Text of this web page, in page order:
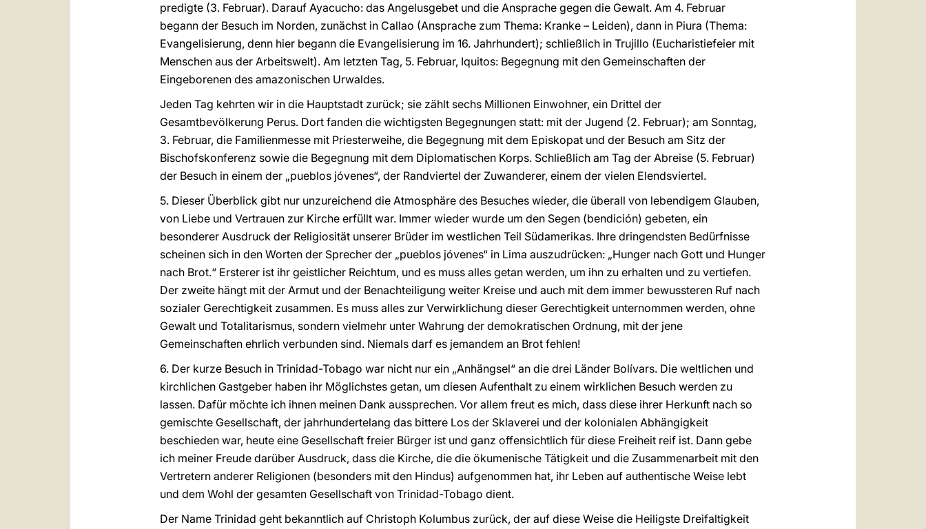
predigte (3. Februar). Darauf Ayacucho: das Angelusgebet und die Ansprache gegen die Gewalt. Am 4. Februar
begann der Besuch im Norden, zunächst in Callao (Ansprache zum Thema: Kranke – Leiden), dann in Piura (Thema:
Evangelisierung, denn hier begann die Evangelisierung im 16. Jahrhundert); schließlich in Trujillo (Eucharistiefeier mit
Menschen aus der Arbeitswelt). Am letzten Tag, 5. Februar, Iquitos: Begegnung mit den Gemeinschaften der
Eingeborenen des amazonischen Urwaldes.
Jeden Tag kehrten wir in die Hauptstadt zurück; sie zählt sechs Millionen Einwohner, ein Drittel der
Gesamtbevölkerung Perus. Dort fanden die wichtigsten Begegnungen statt: mit der Jugend (2. Februar); am Sonntag,
3. Februar, die Familienmesse mit Priesterweihe, die Begegnung mit dem Episkopat und der Besuch am Sitz der
Bischofskonferenz sowie die Begegnung mit dem Diplomatischen Korps. Schließlich am Tag der Abreise (5. Februar)
der Besuch in einem der „pueblos jóvenes“, der Randviertel der Zuwanderer, einem der vielen Elendsviertel.
5. Dieser Überblick gibt nur unzureichend die Atmosphäre des Besuches wieder, die überall von lebendigem Glauben,
von Liebe und Vertrauen zur Kirche erfüllt war. Immer wieder wurde um den Segen (bendición) gebeten, ein
besonderer Ausdruck der Religiosität unserer Brüder im westlichen Teil Südamerikas. Ihre dringendsten Bedürfnisse
scheinen sich in den Worten der Sprecher der „pueblos jóvenes“ in Lima auszudrücken: „Hunger nach Gott und Hunger
nach Brot.“ Ersterer ist ihr geistlicher Reichtum, und es muss alles getan werden, um ihn zu erhalten und zu vertiefen.
Der zweite hängt mit der Armut und der Benachteiligung weiter Kreise und auch mit dem immer bewussteren Ruf nach
sozialer Gerechtigkeit zusammen. Es muss alles zur Verwirklichung dieser Gerechtigkeit unternommen werden, ohne
Gewalt und Totalitarismus, sondern vielmehr unter Wahrung der demokratischen Ordnung, mit der jene
Gemeinschaften ehrlich verbunden sind. Niemals darf es jemandem an Brot fehlen!
6. Der kurze Besuch in Trinidad-Tobago war nicht nur ein „Anhängsel“ an die drei Länder Bolívars. Die weltlichen und
kirchlichen Gastgeber haben ihr Möglichstes getan, um diesen Aufenthalt zu einem wirklichen Besuch werden zu
lassen. Dafür möchte ich ihnen meinen Dank aussprechen. Vor allem freut es mich, dass diese ihrer Herkunft nach so
gemischte Gesellschaft, der jahrhundertelang das bittere Los der Sklaverei und der kolonialen Abhängigkeit
beschieden war, heute eine Gesellschaft freier Bürger ist und ganz offensichtlich für diese Freiheit reif ist. Dann gebe
ich meiner Freude darüber Ausdruck, dass die Kirche, die die ökumenische Tätigkeit und die Zusammenarbeit mit den
Vertretern anderer Religionen (besonders mit den Hindus) aufgenommen hat, ihr Leben auf authentische Weise lebt
und dem Wohl der gesamten Gesellschaft von Trinidad-Tobago dient.
Der Name Trinidad geht bekanntlich auf Christoph Kolumbus zurück, der auf diese Weise die Heiligste Dreifaltigkeit